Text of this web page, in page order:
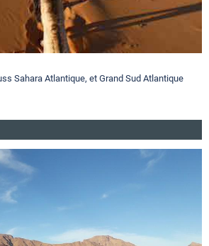
Sahara Atlantique, et Grand Sud Atlantique